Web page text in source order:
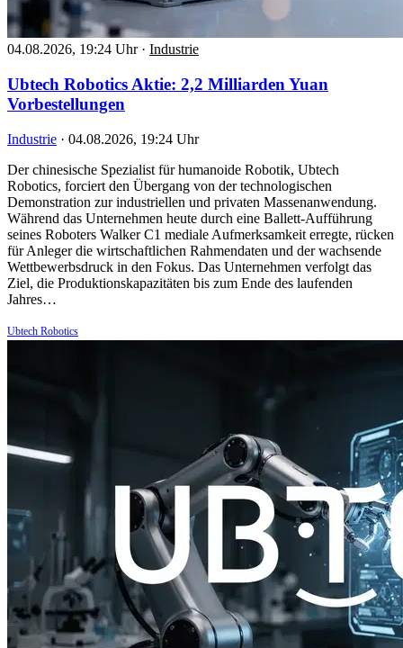
04.08.2026, 19:24 Uhr · Industrie
Ubtech Robotics Aktie: 2,2 Milliarden Yuan
Vorbestellungen
Industrie · 04.08.2026, 19:24 Uhr
Der chinesische Spezialist für humanoide Robotik, Ubtech
Robotics, forciert den Übergang von der technologischen
Demonstration zur industriellen und privaten Massenanwendung.
Während das Unternehmen heute durch eine Ballett-Aufführung
seines Roboters Walker C1 mediale Aufmerksamkeit erregte, rücken
für Anleger die wirtschaftlichen Rahmendaten und der wachsende
Wettbewerbsdruck in den Fokus. Das Unternehmen verfolgt das
Ziel, die Produktionskapazitäten bis zum Ende des laufenden
Jahres…
Ubtech Robotics